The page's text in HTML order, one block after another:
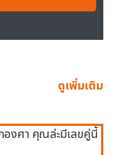
ดูเพิ่มเติม